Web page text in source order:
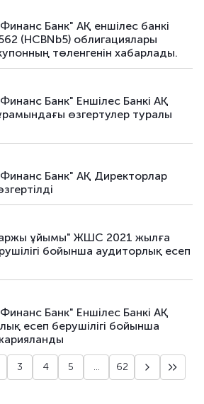
Банк" АҚ еншілес банкі
(HCBNb5) облигациялары
төленгенін хабарлады.
Банк" Еншілес Банкі АҚ
өзгертулер туралы
Банк" АҚ Директорлар
ұйымы" ЖШС 2021 жылға
бойынша аудиторлық есеп
Банк" Еншілес Банкі АҚ
есеп берушілігі бойынша
3 4 5 ... 62